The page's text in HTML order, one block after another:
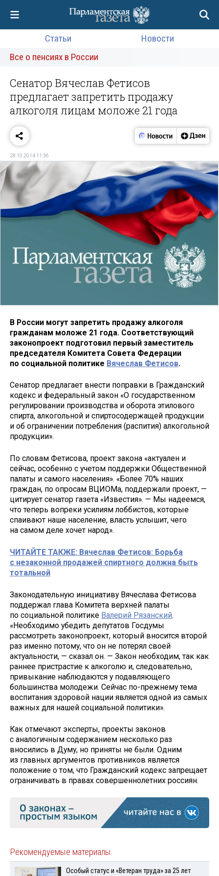
Статьи
Новости
Все о пенсиях в России
Сенатор Вячеслав Фетисов
предлагает запретить продажу
алкоголя лицам моложе 21 года
28.10.2014 11:36
В России могут запретить продажу алкоголя
гражданам моложе 21 года. Соответствующий
законопроект подготовил первый заместитель
председателя Комитета Совета Федерации
по социальной политике Вячеслав Фетисов.
Сенатор предлагает внести поправки в Гражданский
кодекс и федеральный закон «О государственном
регулировании производства и оборота этилового
спирта, алкогольной и спиртосодержащей продукции
и об ограничении потребления (распития) алкогольной
продукции».
По словам Фетисова, проект закона «актуален и
сейчас, особенно с учетом поддержки Общественной
палаты и самого населения». «Более 70% наших
граждан, по опросам ВЦИОМа, поддержали проект, —
цитирует сенатор газета «Известия». — Мы надеемся,
что теперь вопреки усилиям лоббистов, которые
спаивают наше население, власть услышит, чего
на самом деле хочет народ».
ЧИТАЙТЕ ТАКЖЕ: Вячеслав Фетисов: Борьба
с незаконной продажей спиртного должна быть
тотальной
Законодательную инициативу Вячеслава Фетисова
поддержал глава Комитета верхней палаты
по социальной политике Валерий Рязанский.
«Необходимо убедить депутатов Госдумы
рассмотреть законопроект, который вносится второй
раз именно потому, что он не потерял своей
актуальности, — сказал он. — Закон необходим, так как
раннее пристрастие к алкоголю и, следовательно,
привыкание наблюдаются у подавляющего
большинства молодежи. Сейчас по-прежнему тема
воспитания здоровой нации является одной из самых
важных для нашей социальной политики».
Как отмечают эксперты, проекты законов
с аналогичным содержанием несколько раз
вносились в Думу, но приняты не были. Одним
из главных аргументов противников является
положение о том, что Гражданский кодекс запрещает
ограничивать в правах совершеннолетних россиян.
Рекомендуемые материалы
Особый статус и «Ветеран труда» за 25 лет